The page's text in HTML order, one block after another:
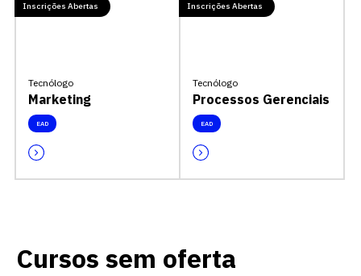
Inscrições Abertas
Tecnólogo
Marketing
EAD
Inscrições Abertas
Tecnólogo
Processos Gerenciais
EAD
Cursos sem oferta